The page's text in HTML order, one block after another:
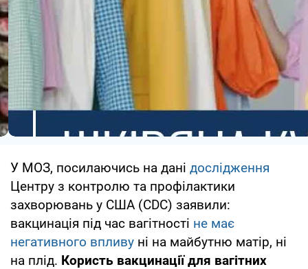
У МОЗ, посилаючись на дані дослідження
Центру з контролю та профілактики
захворювань у США (CDC) заявили:
вакцинація під час вагітності не має
негативного впливу ні на майбутню матір, ні
на плід. Користь вакцинації для вагітних